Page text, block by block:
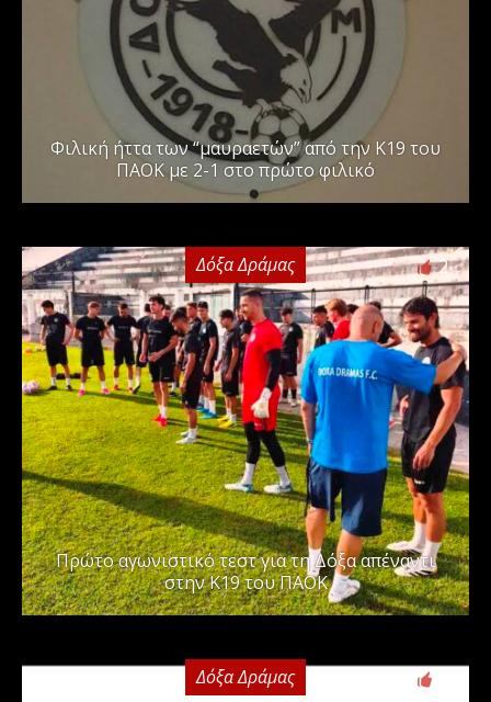
Φιλική ήττα των “μαυραετών” από την Κ19 του
ΠΑΟΚ με 2-1 στο πρώτο φιλικό
Δόξα Δράμας 2
Πρώτο αγωνιστικό τεστ για τη Δόξα απέναντι
στην Κ19 του ΠΑΟΚ
Δόξα Δράμας